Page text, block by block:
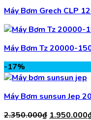
Máy Bơm Grech CLP
Máy Bơm Tz 20000-
-17%
Máy Bơm sunsun Jep
2.350.000₫ Giá
1.950.000